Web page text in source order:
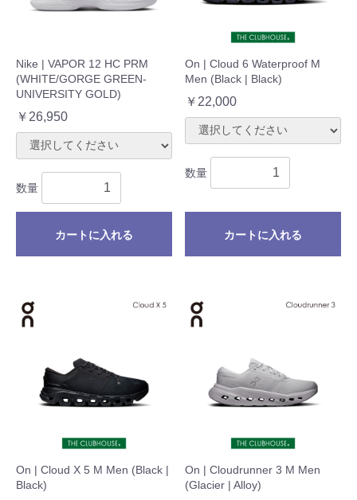
Nike | VAPOR 12 HC PRM
(WHITE/GORGE GREEN-
UNIVERSITY GOLD)
￥26,950
数量
カートに入れる
On | Cloud 6 Waterproof M
Men (Black | Black)
￥22,000
数量
カートに入れる
On | Cloud X 5 M Men (Black |
Black)
On | Cloudrunner 3 M Men
(Glacier | Alloy)